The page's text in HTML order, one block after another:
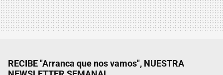
RECIBE "Arranca que nos vamos", NUESTRA